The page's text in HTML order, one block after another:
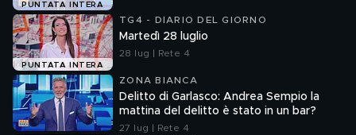
PUNTATA INTERA
PUNTATA INTERA
TG4 - DIARIO DEL GIORNO
Martedì 28 luglio
28 lug | Rete 4
ZONA BIANCA
Delitto di Garlasco: Andrea Sempio la
mattina del delitto è stato in un bar?
27 lug | Rete 4